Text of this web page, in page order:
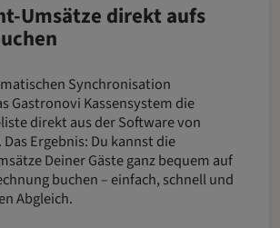
Umsätze direkt aufs
Synchronisation
Gastronovi Kassensystem die
direkt aus der Software von
Das Ergebnis: Du kannst die
Deiner Gäste ganz bequem auf
buchen – einfach, schnell und
Abgleich.